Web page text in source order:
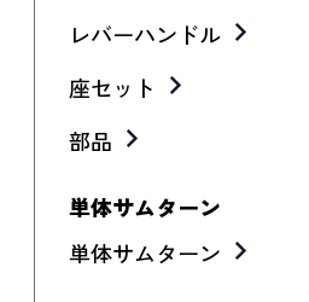
レバーハンドル
座セット
部品
単体サムターン
単体サムターン